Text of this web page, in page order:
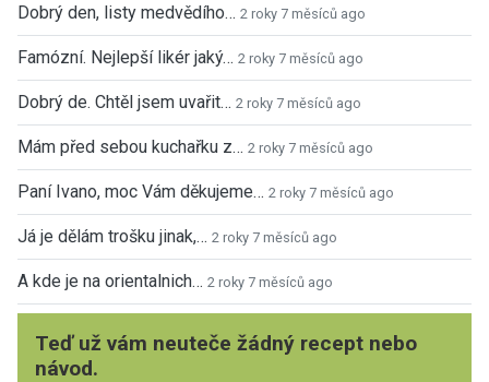
Dobrý den, listy medvědího… 2 roky 7 měsíců ago
Famózní. Nejlepší likér jaký… 2 roky 7 měsíců ago
Dobrý de. Chtěl jsem uvařit… 2 roky 7 měsíců ago
Mám před sebou kuchařku z… 2 roky 7 měsíců ago
Paní Ivano, moc Vám děkujeme… 2 roky 7 měsíců ago
Já je dělám trošku jinak,… 2 roky 7 měsíců ago
A kde je na orientalnich… 2 roky 7 měsíců ago
Teď už vám neuteče žádný recept nebo
návod.